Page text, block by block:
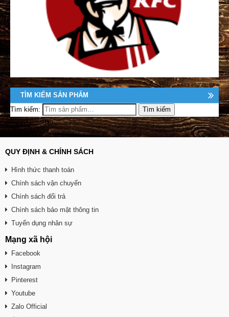
TÌM KIẾM SẢN PHẨM
Tìm kiếm:
QUY ĐỊNH & CHÍNH SÁCH
Hình thức thanh toán
Chính sách vận chuyển
Chính sách đổi trả
Chính sách bảo mật thông tin
Tuyển dụng nhân sự
Mạng xã hội
Facebook
Instagram
Pinterest
Youtube
Zalo Official